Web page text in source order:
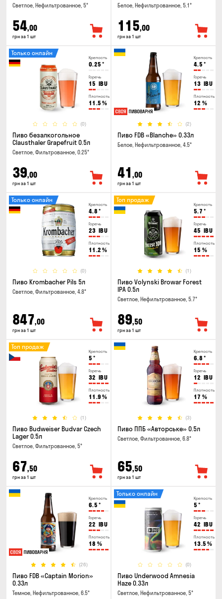
Светлое, Нефильтрованное, 5°
54,00
грн за 1 шт
Белое, Нефильтрованное, 5.1°
115,00
грн за 1 шт
Крепость
0.25 °
Горечь
15 IBU
Плотность
11.5 %
(0)
Только онлайн
Пиво безалкогольное
Clausthaler Grapefruit 0.5л
Светлое, Фильтрованное, 0.25°
39,00
грн за 1 шт
Крепость
4.5 °
Горечь
13 IBU
Плотность
12 %
(2)
Пиво FDB «Blanche» 0.33л
Белое, Нефильтрованное, 4.5°
41 ,00
грн за 1 шт
Крепость
4.8 °
Горечь
23 IBU
Плотность
11.2 %
(0)
Только онлайн
Пиво Krombacher Pils 5л
Светлое, Фильтрованное, 4.8°
847,00
грн за 1 шт
Крепость
5.7 °
Горечь
45 IBU
Плотность
15 %
(1)
Топ продаж
Пиво Volynski Browar Forest
IPA 0.5л
Светлое, Нефильтрованное, 5.7°
89,50
грн за 1 шт
Крепость
5 °
Горечь
32 IBU
Плотность
11.9 %
(1)
Топ продаж
Пиво Budweiser Budvar Czech
Lager 0.5л
Светлое, Фильтрованное, 5°
67,50
грн за 1 шт
Крепость
6.8 °
Горечь
12 IBU
Плотность
17 %
(3)
Пиво ППБ «Авторське» 0.5л
Светлое, Фильтрованное, 6.8°
65,50
грн за 1 шт
Крепость
6.5 °
Горечь
22 IBU
Плотность
18 %
(26)
Пиво FDB «Captain Morion»
0.33л
Темное, Нефильтрованное, 6.5°
Крепость
5 °
Горечь
42 IBU
Плотность
13.5 %
(0)
Только онлайн
Пиво Underwood Amnesia
Haze 0.33л
Светлое, Нефильтрованное, 5°